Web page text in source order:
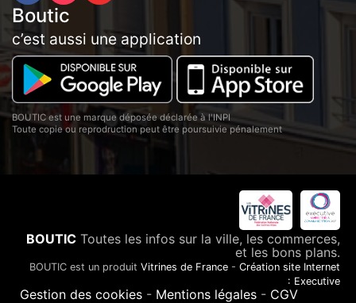
Boutic
c’est aussi une application
BOUTIC est une marque déposée déclarée à l'INPI
Toute copie ou reprodruction peut être poursuivie pénalement
BOUTIC Toutes les infos sur la ville, les commerces,
et les bons plans.
BOUTIC est un produit Vitrines de France - Création site Internet
: Executive
Gestion des cookies - Mentions légales - CGV